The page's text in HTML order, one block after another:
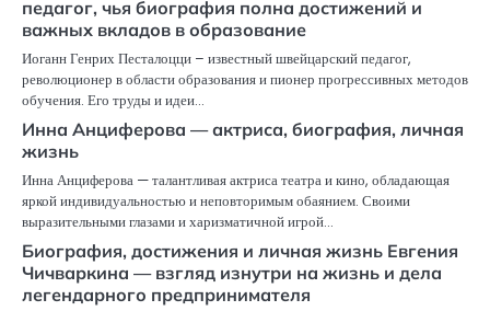
педагог, чья биография полна достижений и
важных вкладов в образование
Иоганн Генрих Песталоцци – известный швейцарский педагог,
революционер в области образования и пионер прогрессивных методов
обучения. Его труды и идеи…
Инна Анциферова — актриса, биография, личная
жизнь
Инна Анциферова — талантливая актриса театра и кино, обладающая
яркой индивидуальностью и неповторимым обаянием. Своими
выразительными глазами и харизматичной игрой…
Биография, достижения и личная жизнь Евгения
Чичваркина — взгляд изнутри на жизнь и дела
легендарного предпринимателя